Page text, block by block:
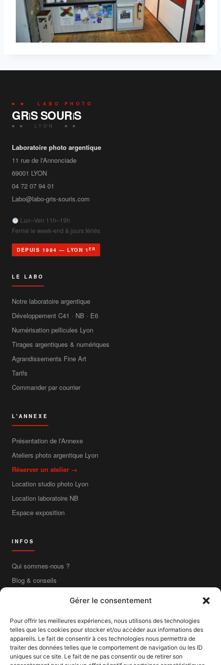
Gérer le consentement
Pour offrir les meilleures expériences, nous utilisons des technologies
telles que les cookies pour stocker et/ou accéder aux informations des
appareils. Le fait de consentir à ces technologies nous permettra de
traiter des données telles que le comportement de navigation ou les ID
uniques sur ce site. Le fait de ne pas consentir ou de retirer son
■ ■ LABO PHOTO
GRiS SOURiS
■ ■ LYON ■ ■
Laboratoire photo argentique
11 rue de l'Annonciade
69001 LYON
04 72 07 94 01
Labo@labo-gris-souris.com
Lun–Ven 11h–19h
Fermé le week-end & jours fériés
DEPUIS 1984 — LYON 1 ER
LE LABO
Notre laboratoire argentique
Développement C41 · NB · E6
Numérisation pellicules Lyon
Tirages argentiques & numériques
Agrandissements Fine Art
Tarifs
Commander par courrier
L'ANNEXE
Présentation de l'Annexe
Ateliers photo argentique Lyon
Réserver un atelier →
Location studio photo Lyon
Location laboratoire NB
Espace exposition
INFOS
Qui sommes-nous ?
Blog & conseils
Livraison France entière
Mentions légales
CGV